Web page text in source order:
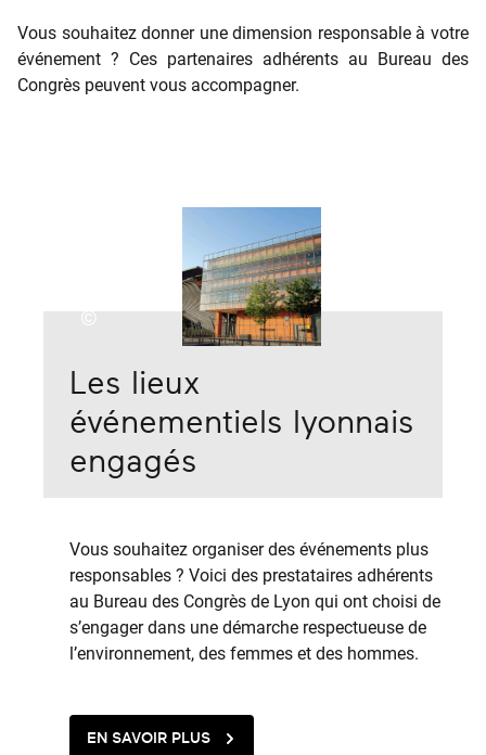
Vous souhaitez donner une dimension responsable à votre
événement ? Ces partenaires adhérents au Bureau des
Congrès peuvent vous accompagner.
Les lieux
événementiels lyonnais
engagés
Vous souhaitez organiser des événements plus
responsables ? Voici des prestataires adhérents
au Bureau des Congrès de Lyon qui ont choisi de
s’engager dans une démarche respectueuse de
l’environnement, des femmes et des hommes.
EN SAVOIR PLUS